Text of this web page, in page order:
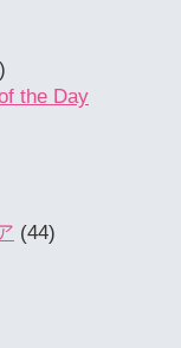
the Day
(44)